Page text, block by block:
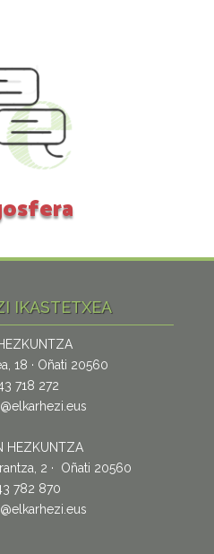
IKASTETXEA
18 · Oñati 20560
718 272
HEZKUNTZA
2 · Oñati 20560
782 870